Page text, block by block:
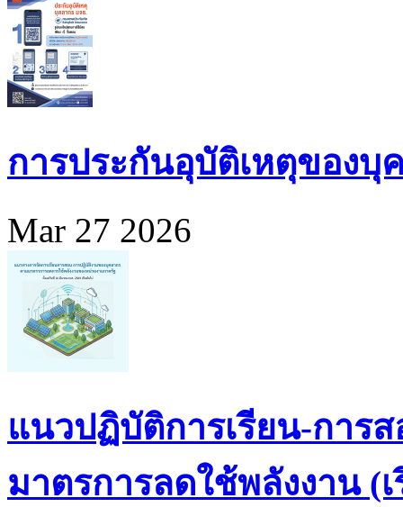
การประกันอุบัติเหตุของบุ
Mar 27 2026
แนวปฏิบัติการเรียน-การ
มาตรการลดใช้พลังงาน (เ